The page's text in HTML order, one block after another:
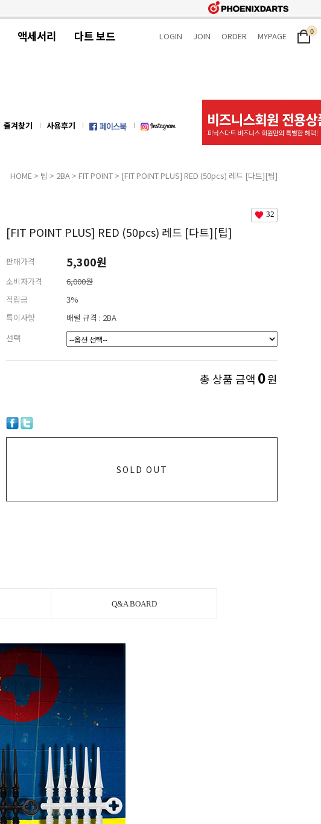
액세서리 다트 보드 LOGIN JOIN ORDER MYPAGE 0
즐겨찾기 사용후기
HOME > 팁 > 2BA > FIT POINT > [FIT POINT PLUS] RED (50pcs) 레드 [다트][팁]
32
[FIT POINT PLUS] RED (50pcs) 레드 [다트][팁]
판매가격 5,300원
소비자가격
6,000원
적립금
3%
특이사항
배럴 규격 : 2BA
선택
총 상품 금액 0원
SOLD OUT
Q&A BOARD